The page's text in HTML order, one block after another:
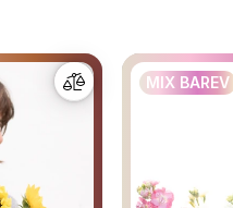
MIX BAREV